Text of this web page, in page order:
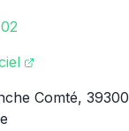
Comté, 39300